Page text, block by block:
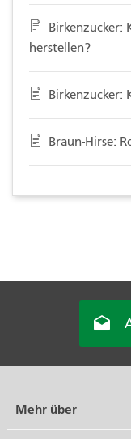
Birkenzucker:
herstellen?
Birkenzucker:
Braun-Hirse:

Mehr über